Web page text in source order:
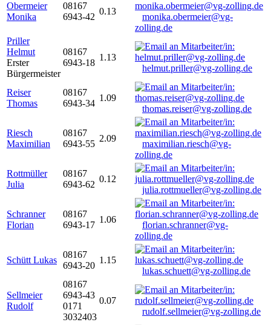
Obermeier
Monika
08167
6943-42
0.13
monika.obermeier@vg-
zolling.de
Priller
Helmut
Erster
Bürgermeister
08167
6943-18
1.13
helmut.priller@vg-zolling.de
Reiser
Thomas
08167
6943-34
1.09
thomas.reiser@vg-zolling.de
Riesch
Maximilian
08167
6943-55
2.09
maximilian.riesch@vg-
zolling.de
Rottmüller
Julia
08167
6943-62
0.12
julia.rottmueller@vg-zolling.de
Schranner
Florian
08167
6943-17
1.06
florian.schranner@vg-
zolling.de
Schütt Lukas
08167
6943-20
1.15
lukas.schuett@vg-zolling.de
Sellmeier
Rudolf
08167
6943-43
0171
3032403
0.07
rudolf.sellmeier@vg-zolling.de